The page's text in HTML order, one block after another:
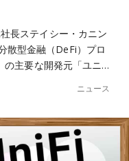
長ステイシー・カニン
散型金融（DeFi）プロ
の主要な開発元「ユニ…
ニュース